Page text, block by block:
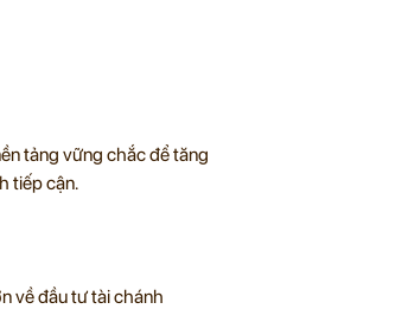
tảng vững chắc để tăng
tiếp cận.
về đầu tư tài chánh